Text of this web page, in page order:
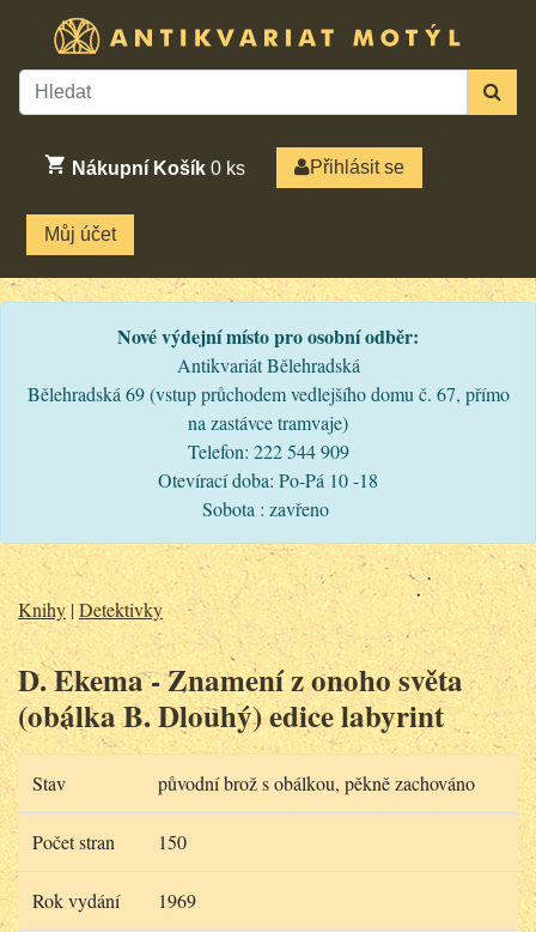
Nákupní Košík 0 ks Přihlásit se
Můj účet
Nové výdejní místo pro osobní odběr:
Antikvariát Bělehradská
Bělehradská 69 (vstup průchodem vedlejšího domu č. 67, přímo
na zastávce tramvaje)
Telefon: 222 544 909
Otevírací doba: Po-Pá 10 -18
Sobota : zavřeno
Knihy|Detektivky
D. Ekema - Znamení z onoho světa
(obálka B. Dlouhý) edice labyrint
Stav původní brož s obálkou, pěkně zachováno
Počet stran 150
Rok vydání 1969